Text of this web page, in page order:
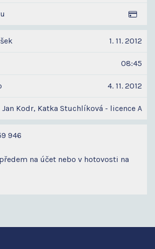
1. 11. 2012
08:45
4. 11. 2012
Jan Kodr, Katka Stuchlíková - licence A
946
na účet nebo v hotovosti na